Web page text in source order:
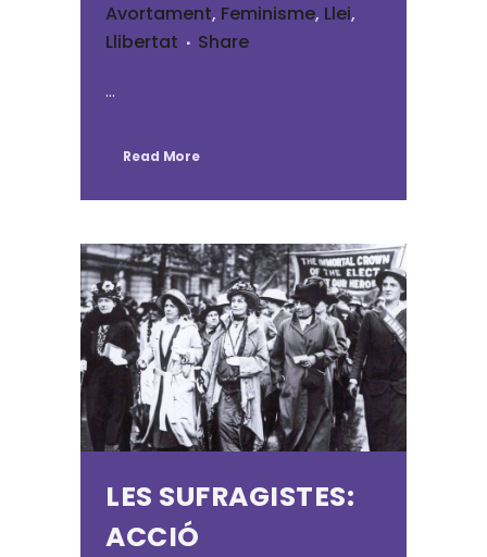
Avortament, Feminisme, Llei,
Llibertat
Share
...
Read More
LES SUFRAGISTES:
ACCIÓ